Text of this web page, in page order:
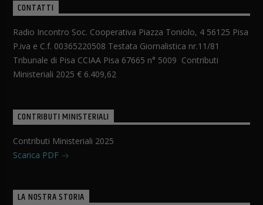
CONTATTI
Radio Incontro Soc. Cooperativa Piazza Toniolo, 4 56125 Pisa
P.iva e C.f. 00365220508 Testata Giornalistica nr.11/81
Tribunale di Pisa CCIAA Pisa 67665 n° 5009 Contributi
Ministeriali 2025 € 6.409,62
CONTRIBUTI MINISTERIALI
Contributi Ministeriali 2025
Scarica PDF
LA NOSTRA STORIA